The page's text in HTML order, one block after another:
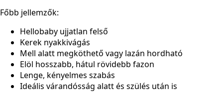
Főbb jellemzők:
Hellobaby ujjatlan felső
Kerek nyakkivágás
Mell alatt megköthető vagy lazán hordható
Elöl hosszabb, hátul rövidebb fazon
Lenge, kényelmes szabás
Ideális várandósság alatt és szülés után is